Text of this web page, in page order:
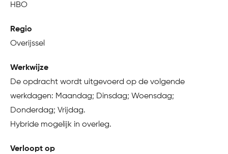
HBO
Regio
Overijssel
Werkwijze
De opdracht wordt uitgevoerd op de volgende
werkdagen: Maandag; Dinsdag; Woensdag;
Donderdag; Vrijdag.
Hybride mogelijk in overleg.
Verloopt op